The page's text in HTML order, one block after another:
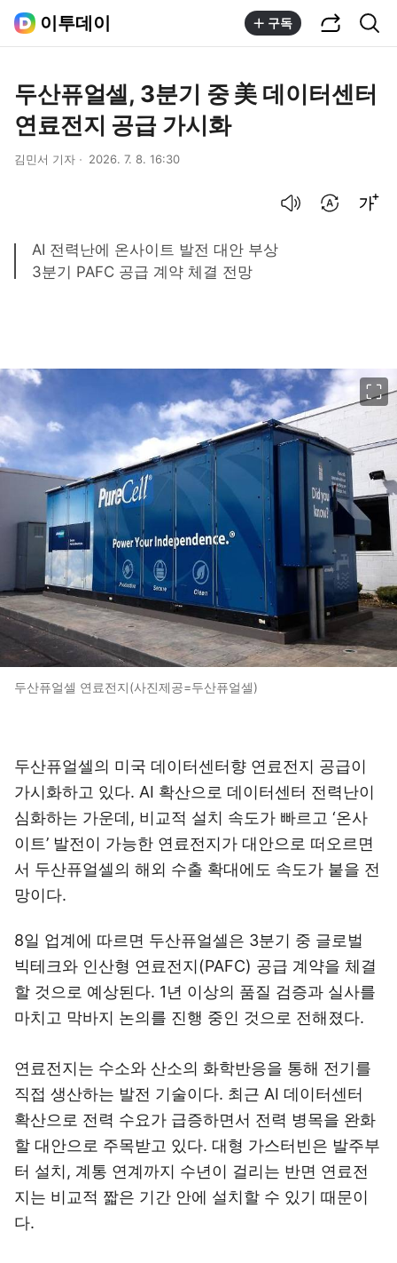
이투데이 구독
두산퓨얼셀, 3분기 중 美 데이터센터
연료전지 공급 가시화
김민서 기자 2026. 7. 8. 16:30
AI 전력난에 온사이트 발전 대안 부상
3분기 PAFC 공급 계약 체결 전망
두산퓨얼셀 연료전지(사진제공=두산퓨얼셀)
두산퓨얼셀의 미국 데이터센터향 연료전지 공급이
가시화하고 있다. AI 확산으로 데이터센터 전력난이
심화하는 가운데, 비교적 설치 속도가 빠르고 ‘온사
이트’ 발전이 가능한 연료전지가 대안으로 떠오르면
서 두산퓨얼셀의 해외 수출 확대에도 속도가 붙을 전
망이다.
8일 업계에 따르면 두산퓨얼셀은 3분기 중 글로벌
빅테크와 인산형 연료전지(PAFC) 공급 계약을 체결
할 것으로 예상된다. 1년 이상의 품질 검증과 실사를
마치고 막바지 논의를 진행 중인 것으로 전해졌다.
연료전지는 수소와 산소의 화학반응을 통해 전기를
직접 생산하는 발전 기술이다. 최근 AI 데이터센터
확산으로 전력 수요가 급증하면서 전력 병목을 완화
할 대안으로 주목받고 있다. 대형 가스터빈은 발주부
터 설치, 계통 연계까지 수년이 걸리는 반면 연료전
지는 비교적 짧은 기간 안에 설치할 수 있기 때문이
다.